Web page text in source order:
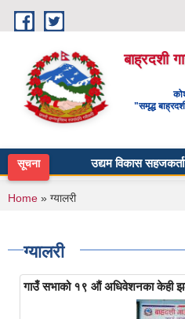
Skip to main content
बाह्रदशी
"समृद्ध
सूचना उद्यम विकास सहजकर्ता
You are here
Home » ग्यालरी
ग्यालरी
गाउँ सभाको १९ औं अधिवेशनका केही